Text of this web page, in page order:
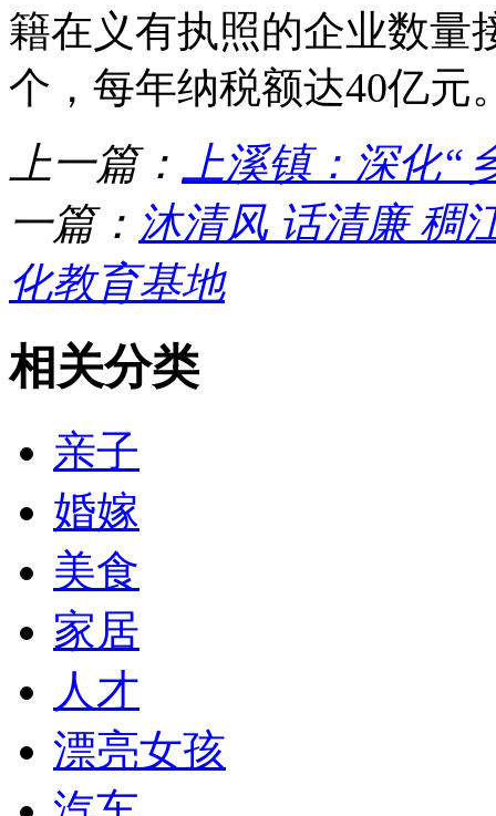
籍在义有执照的企业数量
个，每年纳税额达40亿元
上一篇：
上溪镇：深化“
一篇： 沐清风 话清廉 稠
化教育基地
相关分类
亲子
婚嫁
美食
家居
人才
漂亮女孩